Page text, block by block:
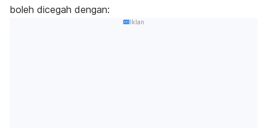
boleh dicegah dengan:
Iklan